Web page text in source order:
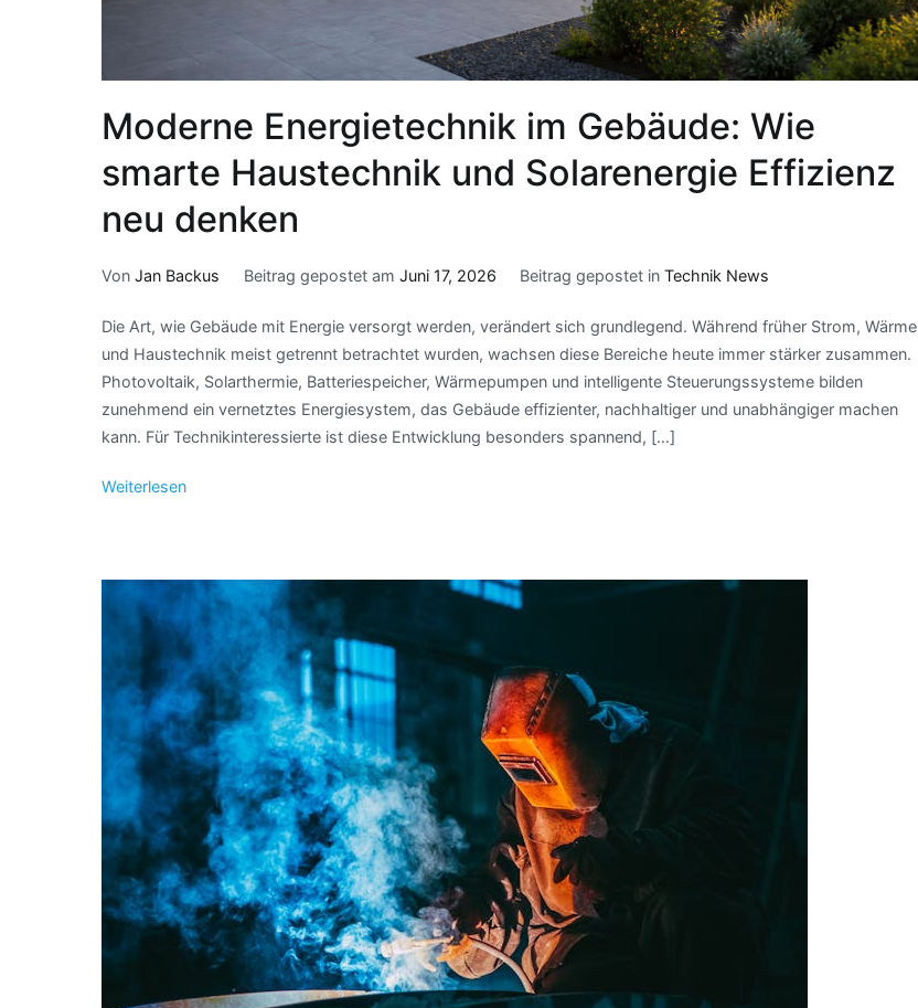
Moderne Energietechnik im Gebäude: Wie
smarte Haustechnik und Solarenergie Effizienz
neu denken
Von Jan Backus Beitrag gepostet am Juni 17, 2026 Beitrag gepostet inTechnik News
Die Art, wie Gebäude mit Energie versorgt werden, verändert sich grundlegend. Während früher Strom, Wärme
und Haustechnik meist getrennt betrachtet wurden, wachsen diese Bereiche heute immer stärker zusammen.
Photovoltaik, Solarthermie, Batteriespeicher, Wärmepumpen und intelligente Steuerungssysteme bilden
zunehmend ein vernetztes Energiesystem, das Gebäude effizienter, nachhaltiger und unabhängiger machen
kann. Für Technikinteressierte ist diese Entwicklung besonders spannend, […]
Weiterlesen